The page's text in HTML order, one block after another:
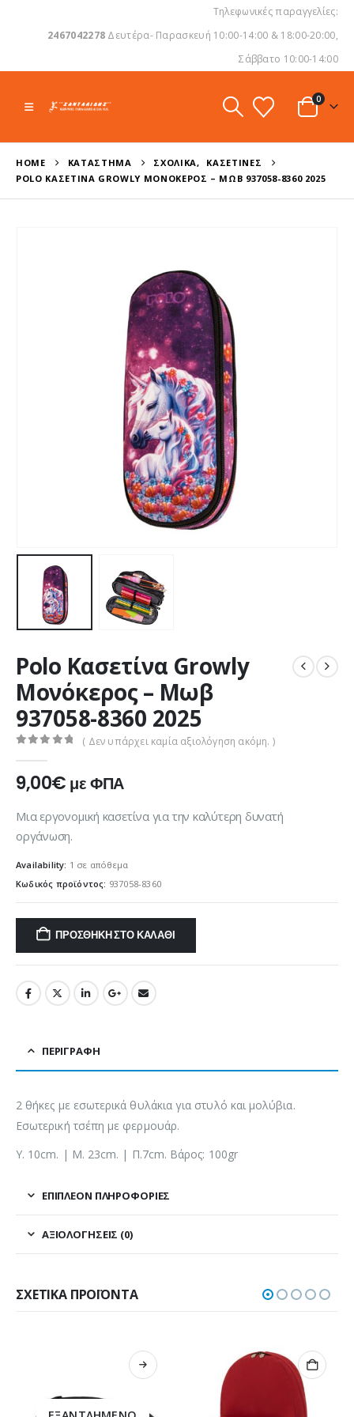
Τηλεφωνικές παραγγελίες:
2467042278 Δευτέρα- Παρασκευή 10:00-14:00 & 18:00-20:00,
Σάββατο 10:00-14:00
0
HOME ΚΑΤΆΣΤΗΜΑ ΣΧΟΛΙΚΆ,
ΚΑΣΕΤΊΝΕΣ
POLO ΚΑΣΕΤΊΝΑ GROWLY ΜΟΝΌΚΕΡΟΣ – ΜΩΒ 937058-8360 2025
Polo Κασετίνα Growly
Μονόκερος – Μωβ
937058-8360 2025
( Δεν υπάρχει καμία αξιολόγηση ακόμη. )
9,00€ με ΦΠΑ
Μια εργονομική κασετίνα για την καλύτερη δυνατή
οργάνωση.
Availability: 1 σε απόθεμα
Κωδικός προϊόντος: 937058-8360
ΠΡΟΣΘΉΚΗ ΣΤΟ ΚΑΛΆΘΙ
ΠΕΡΙΓΡΑΦΉ
2 θήκες με εσωτερικά θυλάκια για στυλό και μολύβια.
Εσωτερική τσέπη με φερμουάρ.
Υ. 10cm. | Μ. 23cm. | Π.7cm. Βάρος: 100gr
ΕΠΙΠΛΈΟΝ ΠΛΗΡΟΦΟΡΊΕΣ
ΑΞΙΟΛΟΓΉΣΕΙΣ (0)
ΣΧΕΤΙΚΆ ΠΡΟΪΌΝΤΑ